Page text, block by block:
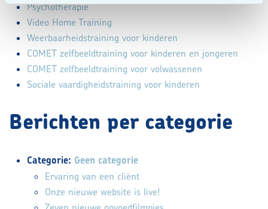
Psychotherapie
Video Home Training
Weerbaarheidstraining voor kinderen
COMET zelfbeeldtraining voor kinderen en jongeren
COMET zelfbeeldtraining voor volwassenen
Sociale vaardigheidstraining voor kinderen
Berichten per categorie
Categorie: Geen categorie
Ervaring van een cliënt
Onze nieuwe website is live!